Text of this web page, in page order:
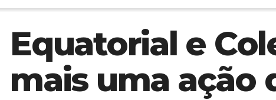
Equatorial e
mais uma ação